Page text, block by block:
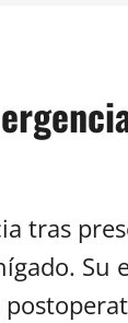
tras
Su